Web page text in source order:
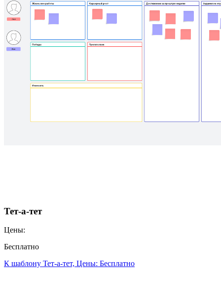
Тет-а-тет
Цены:
Бесплатно
К шаблону Тет-а-тет, Цены: Бесплатно